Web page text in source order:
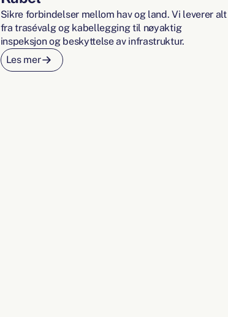
Sikre forbindelser mellom hav og land. Vi leverer alt
fra trasévalg og kabellegging til nøyaktig
inspeksjon og beskyttelse av infrastruktur.
Les mer